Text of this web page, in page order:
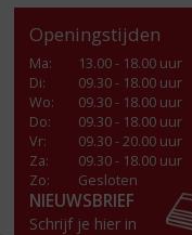
Openingstijden
Ma:
13.00 - 18.00 uur
Di:
09.30 - 18.00 uur
Wo:
09.30 - 18.00 uur
Do:
09.30 - 18.00 uur
Vr:
09.30 - 20.00 uur
Za:
09.30 - 18.00 uur
Zo:
Gesloten
NIEUWSBRIEF
Schrijf je hier in